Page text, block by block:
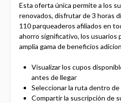
Esta oferta única permite a los
renovados, disfrutar de 3 horas
110 parqueaderos afiliados en
ahorro significativo, los usuarios
amplia gama de beneficios
Visualizar los cupos
antes de llegar
Seleccionar la ruta dentro de
Compartir la suscripción de